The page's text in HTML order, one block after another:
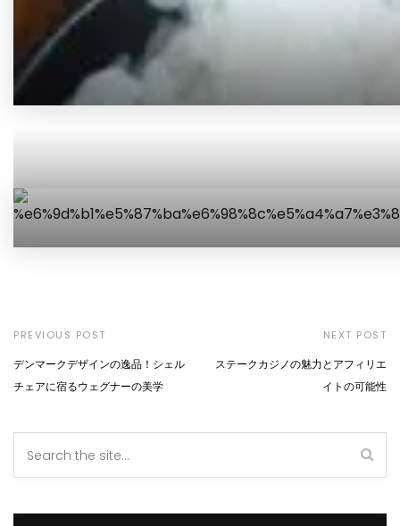
PREVIOUS POST
デンマークデザインの逸品！シェル
チェアに宿るウェグナーの美学
NEXT POST
ステークカジノの魅力とアフィリエ
イトの可能性